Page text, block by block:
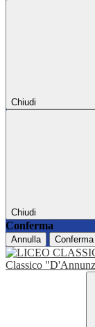
Chiudi
Chiudi
Conferma
Annulla Conferma
Classico